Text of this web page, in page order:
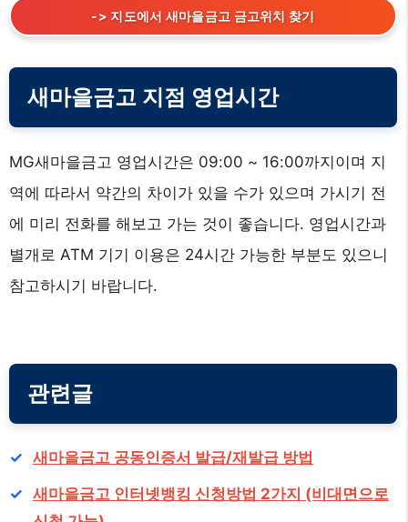
-> 지도에서 새마을금고 금고위치 찾기
새마을금고 지점 영업시간
MG새마을금고 영업시간은 09:00 ~ 16:00까지이며 지
역에 따라서 약간의 차이가 있을 수가 있으며 가시기 전
에 미리 전화를 해보고 가는 것이 좋습니다. 영업시간과
별개로 ATM 기기 이용은 24시간 가능한 부분도 있으니
참고하시기 바랍니다.
관련글
새마을금고 공동인증서 발급/재발급 방법
새마을금고 인터넷뱅킹 신청방법 2가지 (비대면으로